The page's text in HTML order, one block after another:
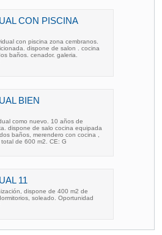
CON PISCINA
con piscina zona cembranos.
dispone de salon . cocina
baños. cenador. galeria.
BIEN
como nuevo. 10 años de
dispone de salo cocina equipada
baños, merendero con cocina ,
de 600 m2. CE: G
11
dispone de 400 m2 de
soleado. Oportunidad